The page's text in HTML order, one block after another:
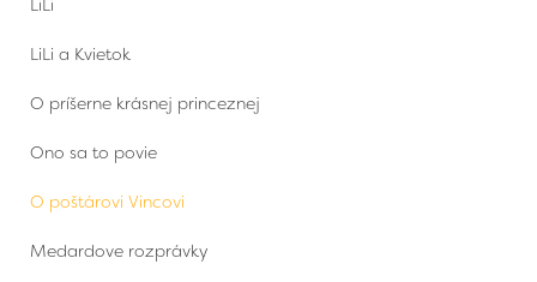
LiLi
LiLi a Kvietok
O príšerne krásnej princeznej
Ono sa to povie
O poštárovi Vincovi
Medardove rozprávky